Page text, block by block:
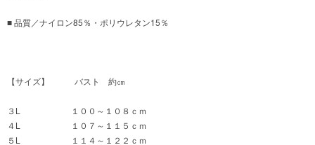
■ 品質／ナイロン85％・ポリウレタン15％
【サイズ】 バスト 約㎝
３L １００～１０８ｃｍ
４L １０７～１１５ｃｍ
５L １１４～１２２ｃｍ